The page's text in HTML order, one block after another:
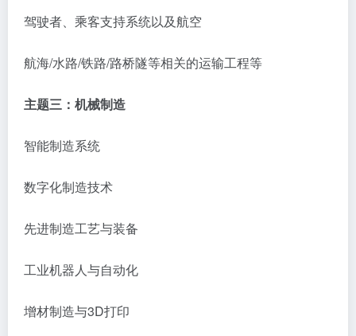
驾驶者、乘客支持系统以及航空
航海/水路/铁路/路桥隧等相关的运输工程等
主题三：机械制造
智能制造系统
数字化制造技术
先进制造工艺与装备
工业机器人与自动化
增材制造与3D打印